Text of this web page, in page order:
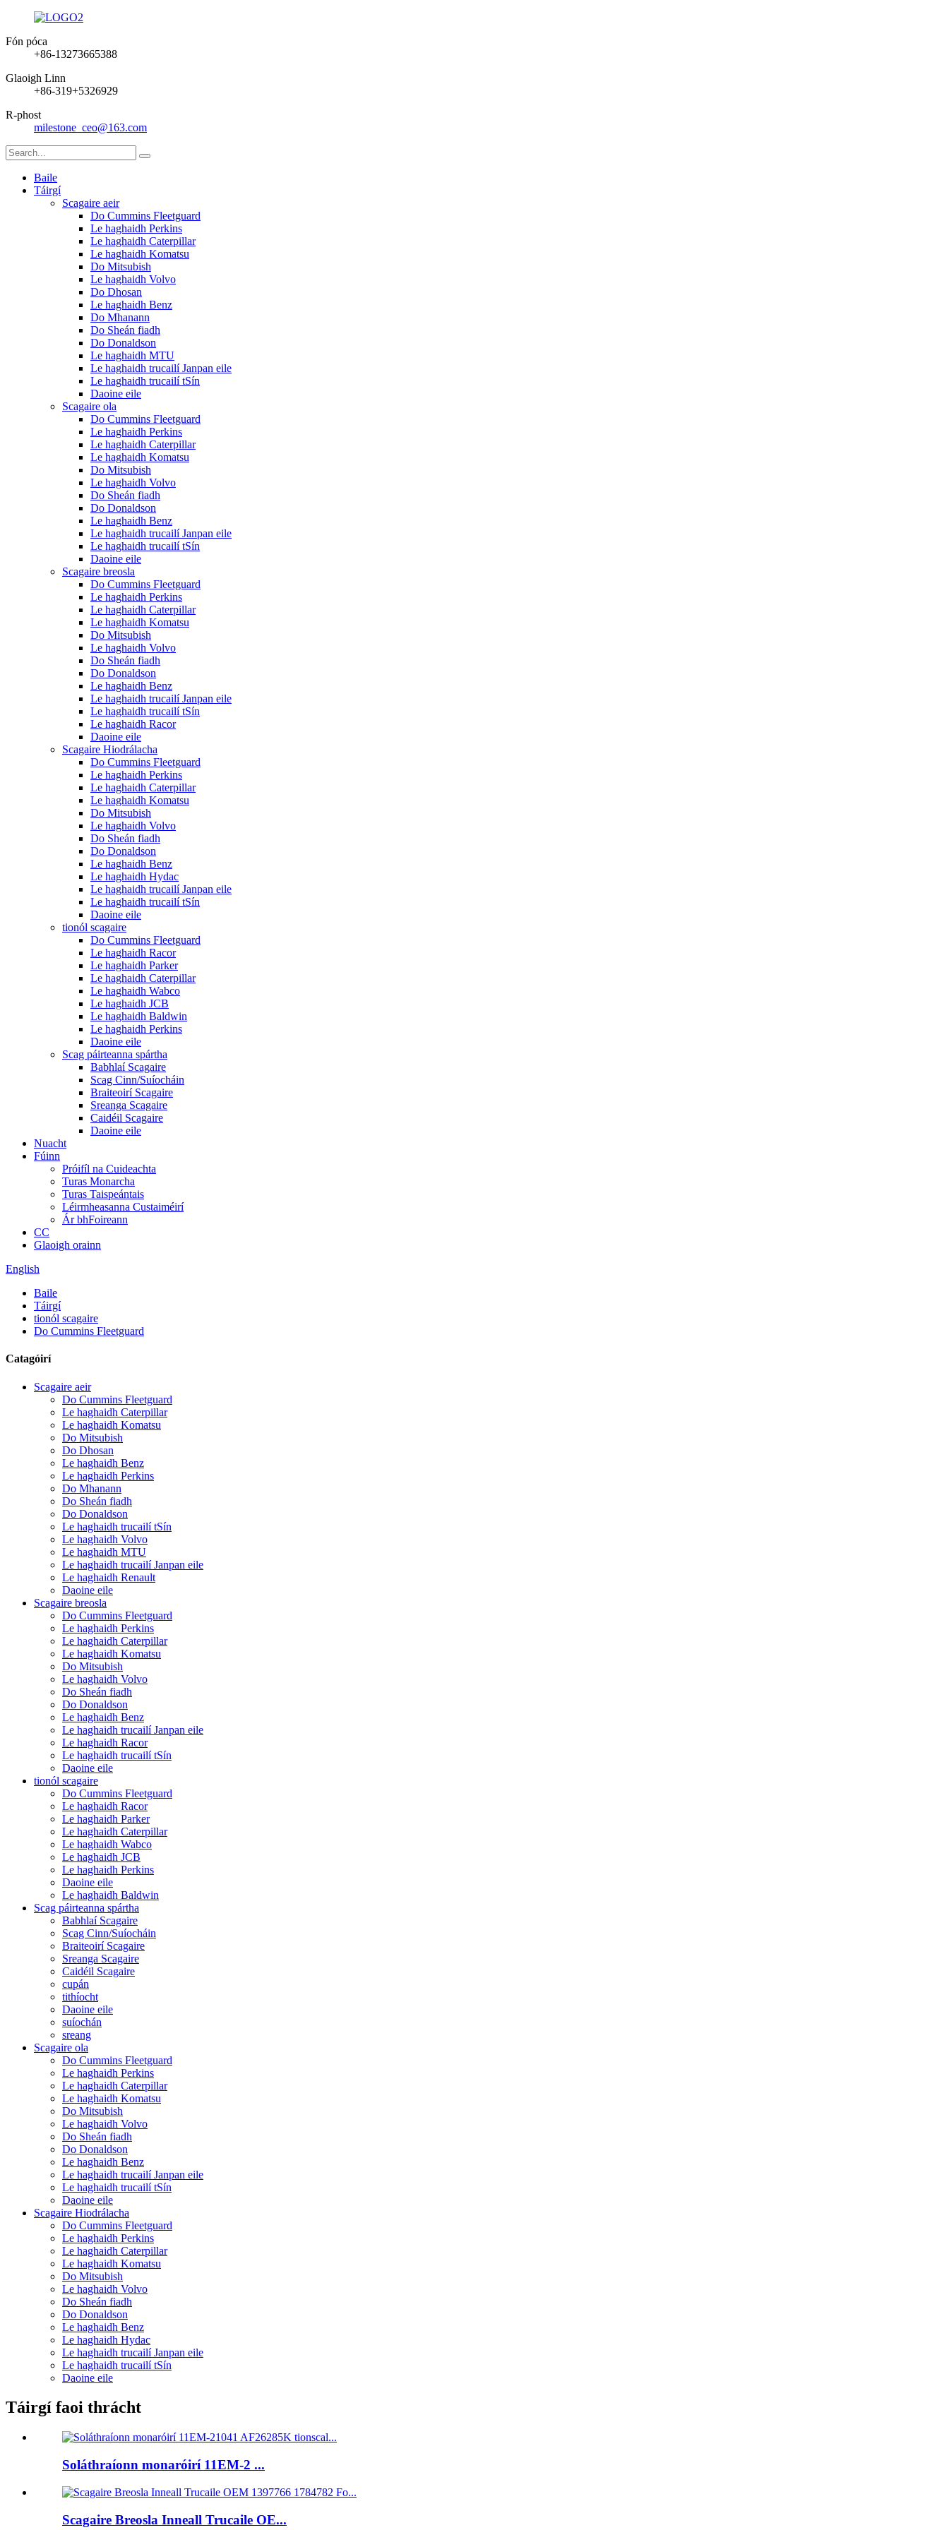
Fón póca
+86-13273665388
Glaoigh Linn
+86-319+5326929
R-phost
milestone_ceo@163.com
Baile
Táirgí
Scagaire aeir
Do Cummins Fleetguard
Le haghaidh Perkins
Le haghaidh Caterpillar
Le haghaidh Komatsu
Do Mitsubish
Le haghaidh Volvo
Do Dhosan
Le haghaidh Benz
Do Mhanann
Do Sheán fiadh
Do Donaldson
Le haghaidh MTU
Le haghaidh trucailí Janpan eile
Le haghaidh trucailí tSín
Daoine eile
Scagaire ola
Do Cummins Fleetguard
Le haghaidh Perkins
Le haghaidh Caterpillar
Le haghaidh Komatsu
Do Mitsubish
Le haghaidh Volvo
Do Sheán fiadh
Do Donaldson
Le haghaidh Benz
Le haghaidh trucailí Janpan eile
Le haghaidh trucailí tSín
Daoine eile
Scagaire breosla
Do Cummins Fleetguard
Le haghaidh Perkins
Le haghaidh Caterpillar
Le haghaidh Komatsu
Do Mitsubish
Le haghaidh Volvo
Do Sheán fiadh
Do Donaldson
Le haghaidh Benz
Le haghaidh trucailí Janpan eile
Le haghaidh trucailí tSín
Le haghaidh Racor
Daoine eile
Scagaire Hiodrálacha
Do Cummins Fleetguard
Le haghaidh Perkins
Le haghaidh Caterpillar
Le haghaidh Komatsu
Do Mitsubish
Le haghaidh Volvo
Do Sheán fiadh
Do Donaldson
Le haghaidh Benz
Le haghaidh Hydac
Le haghaidh trucailí Janpan eile
Le haghaidh trucailí tSín
Daoine eile
tionól scagaire
Do Cummins Fleetguard
Le haghaidh Racor
Le haghaidh Parker
Le haghaidh Caterpillar
Le haghaidh Wabco
Le haghaidh JCB
Le haghaidh Baldwin
Le haghaidh Perkins
Daoine eile
Scag páirteanna spártha
Babhlaí Scagaire
Scag Cinn/Suíocháin
Braiteoirí Scagaire
Sreanga Scagaire
Caidéil Scagaire
Daoine eile
Nuacht
Fúinn
Próifíl na Cuideachta
Turas Monarcha
Turas Taispeántais
Léirmheasanna Custaiméirí
Ár bhFoireann
CC
Glaoigh orainn
English
Baile
Táirgí
tionól scagaire
Do Cummins Fleetguard
Catagóirí
Scagaire aeir
Do Cummins Fleetguard
Le haghaidh Caterpillar
Le haghaidh Komatsu
Do Mitsubish
Do Dhosan
Le haghaidh Benz
Le haghaidh Perkins
Do Mhanann
Do Sheán fiadh
Do Donaldson
Le haghaidh trucailí tSín
Le haghaidh Volvo
Le haghaidh MTU
Le haghaidh trucailí Janpan eile
Le haghaidh Renault
Daoine eile
Scagaire breosla
Do Cummins Fleetguard
Le haghaidh Perkins
Le haghaidh Caterpillar
Le haghaidh Komatsu
Do Mitsubish
Le haghaidh Volvo
Do Sheán fiadh
Do Donaldson
Le haghaidh Benz
Le haghaidh trucailí Janpan eile
Le haghaidh Racor
Le haghaidh trucailí tSín
Daoine eile
tionól scagaire
Do Cummins Fleetguard
Le haghaidh Racor
Le haghaidh Parker
Le haghaidh Caterpillar
Le haghaidh Wabco
Le haghaidh JCB
Le haghaidh Perkins
Daoine eile
Le haghaidh Baldwin
Scag páirteanna spártha
Babhlaí Scagaire
Scag Cinn/Suíocháin
Braiteoirí Scagaire
Sreanga Scagaire
Caidéil Scagaire
cupán
tithíocht
Daoine eile
suíochán
sreang
Scagaire ola
Do Cummins Fleetguard
Le haghaidh Perkins
Le haghaidh Caterpillar
Le haghaidh Komatsu
Do Mitsubish
Le haghaidh Volvo
Do Sheán fiadh
Do Donaldson
Le haghaidh Benz
Le haghaidh trucailí Janpan eile
Le haghaidh trucailí tSín
Daoine eile
Scagaire Hiodrálacha
Do Cummins Fleetguard
Le haghaidh Perkins
Le haghaidh Caterpillar
Le haghaidh Komatsu
Do Mitsubish
Le haghaidh Volvo
Do Sheán fiadh
Do Donaldson
Le haghaidh Benz
Le haghaidh Hydac
Le haghaidh trucailí Janpan eile
Le haghaidh trucailí tSín
Daoine eile
Táirgí faoi thrácht
Soláthraíonn monaróirí 11EM-2 ...
Scagaire Breosla Inneall Trucaile OE...